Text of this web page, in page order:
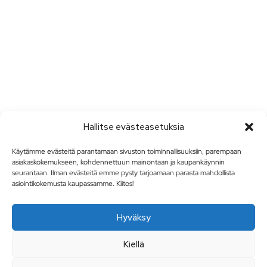
Hallitse evästeasetuksia
Käytämme evästeitä parantamaan sivuston toiminnallisuuksiin, parempaan
asiakaskokemukseen, kohdennettuun mainontaan ja kaupankäynnin
seurantaan. Ilman evästeitä emme pysty tarjoamaan parasta mahdollista
asiointikokemusta kaupassamme. Kiitos!
Hyväksy
Kiellä